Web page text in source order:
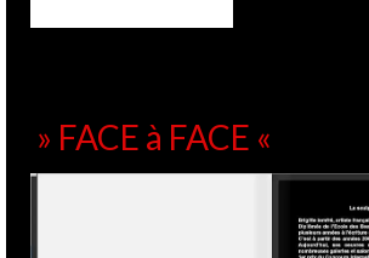
» FACE à FACE «